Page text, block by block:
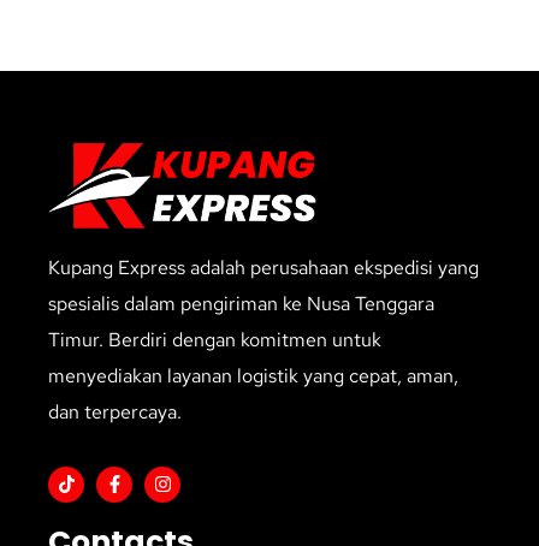
Kupang Express adalah perusahaan ekspedisi yang
spesialis dalam pengiriman ke Nusa Tenggara
Timur. Berdiri dengan komitmen untuk
menyediakan layanan logistik yang cepat, aman,
dan terpercaya.